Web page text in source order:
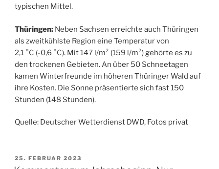
typischen Mittel.
Thüringen: Neben Sachsen erreichte auch Thüringen
als zweitkühlste Region eine Temperatur von
2,1 °C (-0,6 °C). Mit 147 l/m² (159 l/m²) gehörte es zu
den trockenen Gebieten. An über 50 Schneetagen
kamen Winterfreunde im höheren Thüringer Wald auf
ihre Kosten. Die Sonne präsentierte sich fast 150
Stunden (148 Stunden).
Quelle: Deutscher Wetterdienst DWD, Fotos privat
VERÖFFENTLICHT
AM
25. FEBRUAR 2023